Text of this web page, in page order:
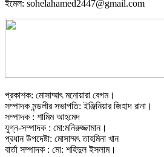
ইমেল: sohelahamed2447@gmail.com
প্রকাশক: মোসাম্মাৎ মনোয়ারা বেগম।
সম্পাদক মন্ডলীর সভাপতি: ইঞ্জিনিয়ার জিহাদ রানা।
সম্পাদক : শামিম আহমেদ
যুগ্ন-সম্পাদক : মো:মনিরুজ্জামান।
প্রধান উপদেষ্টা: মোসাম্মৎ তাহমিনা খান
বার্তা সম্পাদক : মো: শহিদুল ইসলাম।